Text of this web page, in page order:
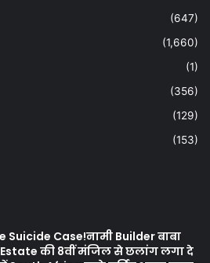
(647)
(1,660)
(1)
(356)
(129)
(153)
Suicide Case!नामी Builder बाबा
की 8वीं मंजिल से छलांग लगा दे